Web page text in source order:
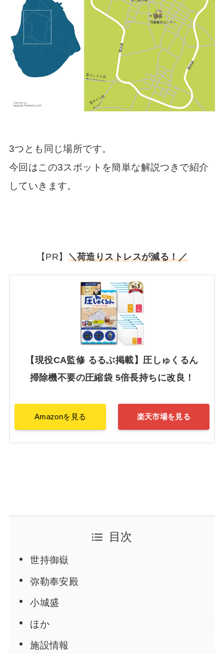
3つとも同じ場所です。
今回はこの3スポットを簡単な解説つきで紹介
していきます。
【PR】 ＼荷造りストレスが減る！／
【現役CA監修 るるぶ掲載】圧しゅくるん
掃除機不要の圧縮袋 5倍長持ちに改良！
Amazonを見る 楽天市場を見る
目次
世持御嶽
弥勒奉安殿
小城盛
ほか
施設情報